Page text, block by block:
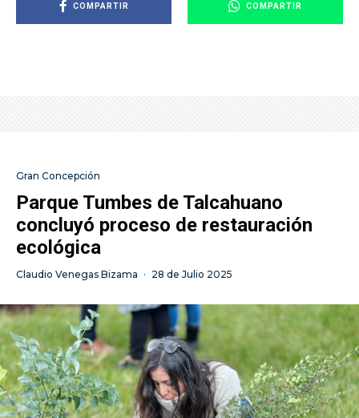
COMPARTIR COMPARTIR
Gran Concepción
Parque Tumbes de Talcahuano
concluyó proceso de restauración
ecológica
Claudio Venegas Bizama · 28 de Julio 2025